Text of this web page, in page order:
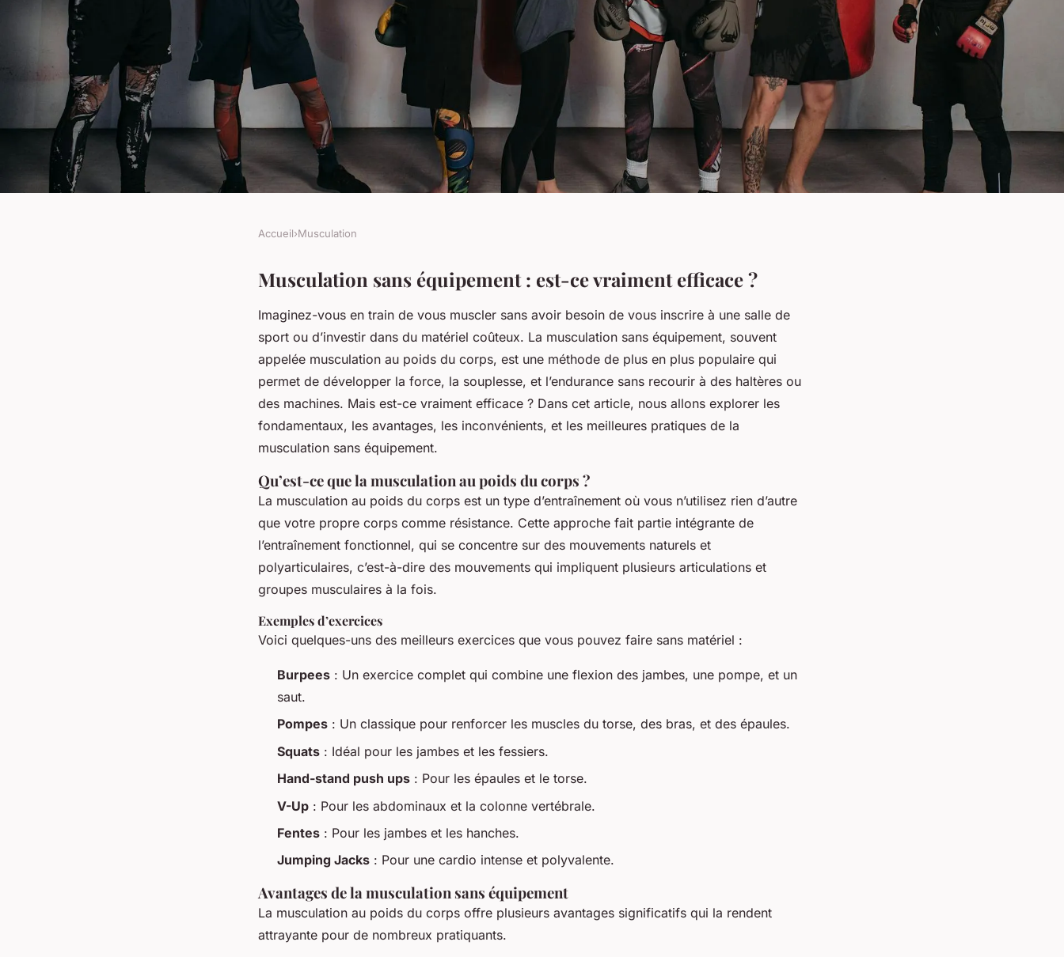
Musculation sans équipement : est-ce
vraiment efficace ?
Accueil›Musculation
Musculation sans équipement : est-ce vraiment efficace ?
Imaginez-vous en train de vous muscler sans avoir besoin de vous inscrire à une salle de
sport ou d’investir dans du matériel coûteux. La musculation sans équipement, souvent
appelée musculation au poids du corps, est une méthode de plus en plus populaire qui
permet de développer la force, la souplesse, et l’endurance sans recourir à des haltères ou
des machines. Mais est-ce vraiment efficace ? Dans cet article, nous allons explorer les
fondamentaux, les avantages, les inconvénients, et les meilleures pratiques de la
musculation sans équipement.
Qu’est-ce que la musculation au poids du corps ?
La musculation au poids du corps est un type d’entraînement où vous n’utilisez rien d’autre
que votre propre corps comme résistance. Cette approche fait partie intégrante de
l’entraînement fonctionnel, qui se concentre sur des mouvements naturels et
polyarticulaires, c’est-à-dire des mouvements qui impliquent plusieurs articulations et
groupes musculaires à la fois.
Exemples d’exercices
Voici quelques-uns des meilleurs exercices que vous pouvez faire sans matériel :
Burpees : Un exercice complet qui combine une flexion des jambes, une pompe, et un
saut.
Pompes : Un classique pour renforcer les muscles du torse, des bras, et des épaules.
Squats : Idéal pour les jambes et les fessiers.
Hand-stand push ups : Pour les épaules et le torse.
V-Up : Pour les abdominaux et la colonne vertébrale.
Fentes : Pour les jambes et les hanches.
Jumping Jacks : Pour une cardio intense et polyvalente.
Avantages de la musculation sans équipement
La musculation au poids du corps offre plusieurs avantages significatifs qui la rendent
attrayante pour de nombreux pratiquants.